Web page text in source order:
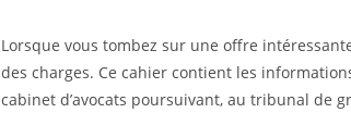
Lorsque vous tombez sur une offre
des charges. Ce cahier contient les
cabinet d’avocats poursuivant, au tribunal de